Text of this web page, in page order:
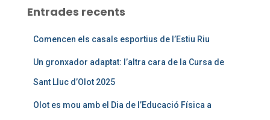
Entrades recents
Comencen els casals esportius de l’Estiu Riu
Un gronxador adaptat: l’altra cara de la Cursa de
Sant Lluc d’Olot 2025
Olot es mou amb el Dia de l’Educació Física a